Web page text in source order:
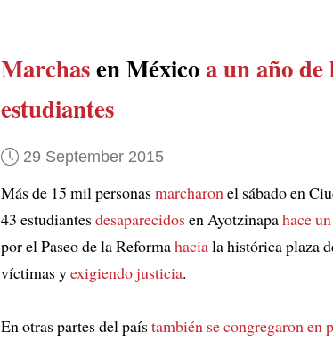
Marchasen Méxicoa un año de
estudiantes
29 September 2015
Más de 15 mil personasmarcharonel sábado en
43 estudiantesdesaparecidosen Ayotzinapahace
por el Paseo de la Reformahaciala histórica plaza
víctimas yexigiendo justicia.
En otras partes del paístambién se congregaron en